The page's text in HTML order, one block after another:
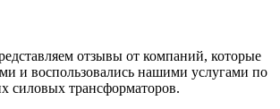
отзывы от компаний, которые
и воспользовались нашими услугами по
силовых трансформаторов.